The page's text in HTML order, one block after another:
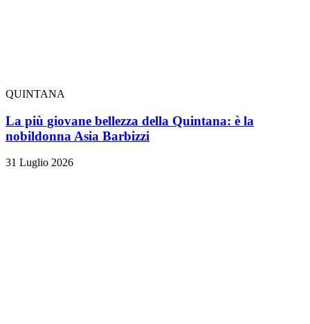
QUINTANA
La più giovane bellezza della Quintana: è la
nobildonna Asia Barbizzi
31 Luglio 2026